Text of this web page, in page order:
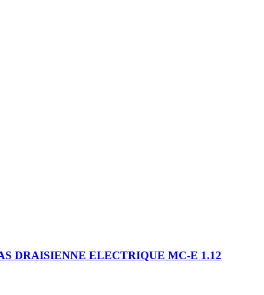
DRAISIENNE ELECTRIQUE MC-E 1.12